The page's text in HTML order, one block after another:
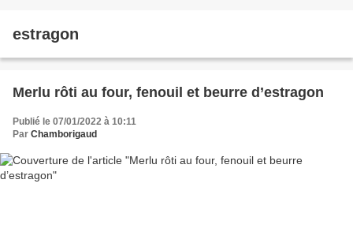
estragon
Merlu rôti au four, fenouil et beurre d’estragon
Publié le 07/01/2022 à 10:11
Par Chamborigaud